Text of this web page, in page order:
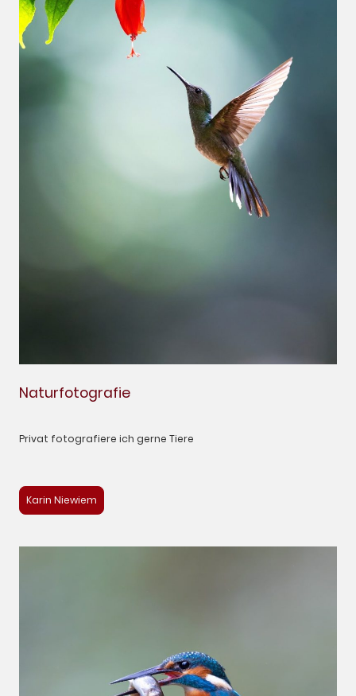
Naturfotografie
Privat fotografiere ich gerne Tiere
Karin Niewiem